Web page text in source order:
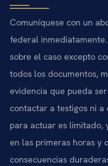
Comuníquese con un
federal
sobre el caso excepto
todos los documentos,
evidencia que pueda
contactar a testigos ni a
para actuar es limitado,
en las primeras horas y
consecuencias